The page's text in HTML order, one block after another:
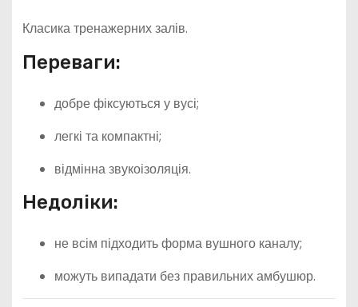
Класика тренажерних залів.
Переваги:
добре фіксуються у вусі;
легкі та компактні;
відмінна звукоізоляція.
Недоліки:
не всім підходить форма вушного каналу;
можуть випадати без правильних амбушюр.